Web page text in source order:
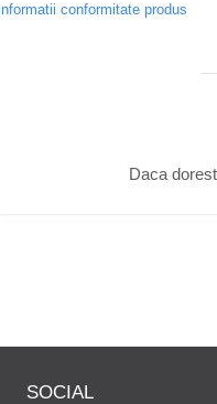
Informatii conformitate produs
Daca
SOCIAL